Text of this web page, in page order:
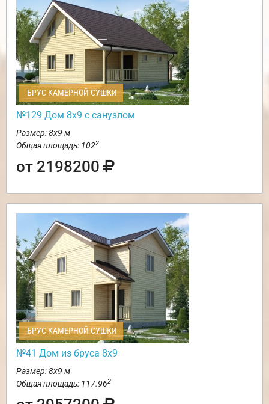
БРУС КАМЕРНОЙ СУШКИ
№129 Дом 8х9 с санузлом
Размер: 8х9 м
Общая площадь: 1022
от 2198200
БРУС КАМЕРНОЙ СУШКИ
№41 Дом из бруса 8х9
Размер: 8х9 м
Общая площадь: 117.962